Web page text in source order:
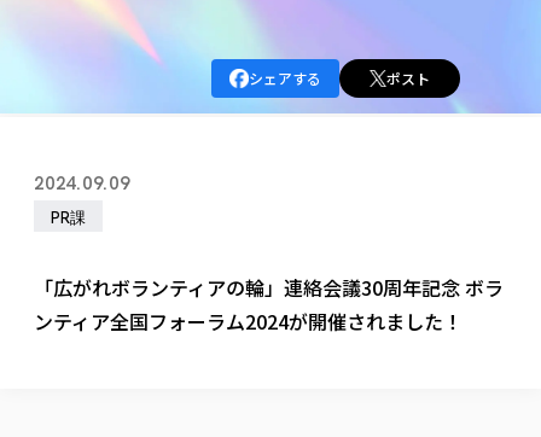
大学理念
各種方針
大学の概要
大学の歩み
学生・教職員・卒業生数
校歌の歴史
校章・マーク・カラー
大学の取り組み
大学の取り組み
カリキュラム編成ガイドライン
本学のシラバスについて
情報公開
寄附行為
学部・大学院TOP
総合福祉学部
福祉行政学科
共生まちづくり学部
共生まちづくり学部
教育学部
教育学科
健康科学部
入学試験
進学相談会
就職状況
取得可能な資格・免許
課外活動 TOP
国際交流
シェアする ポスト
2024.09.09
PR課
「広がれボランティアの輪」連絡会議30周年記念 ボラ
ンティア全国フォーラム2024が開催されました！